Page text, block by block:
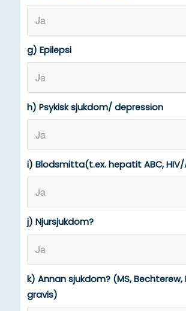
g) Epilepsi
h) Psykisk sjukdom/ depression
i) Blodsmitta(t.ex. hepatit ABC, HIV/
j) Njursjukdom?
k) Annan sjukdom? (MS,
gravis)